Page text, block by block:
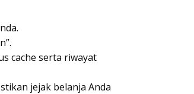
cache serta riwayat
jejak belanja Anda